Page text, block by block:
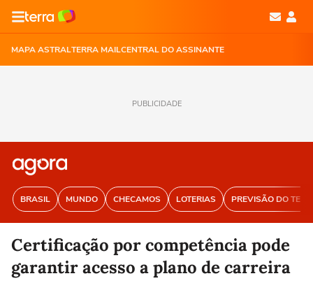
MAPA ASTRALTERRA MAILCENTRAL DO ASSINANTE
PUBLICIDADE
BRASIL MUNDO CHECAMOS LOTERIAS PREVISÃO DO
Certificação por competência pode
garantir acesso a plano de carreira